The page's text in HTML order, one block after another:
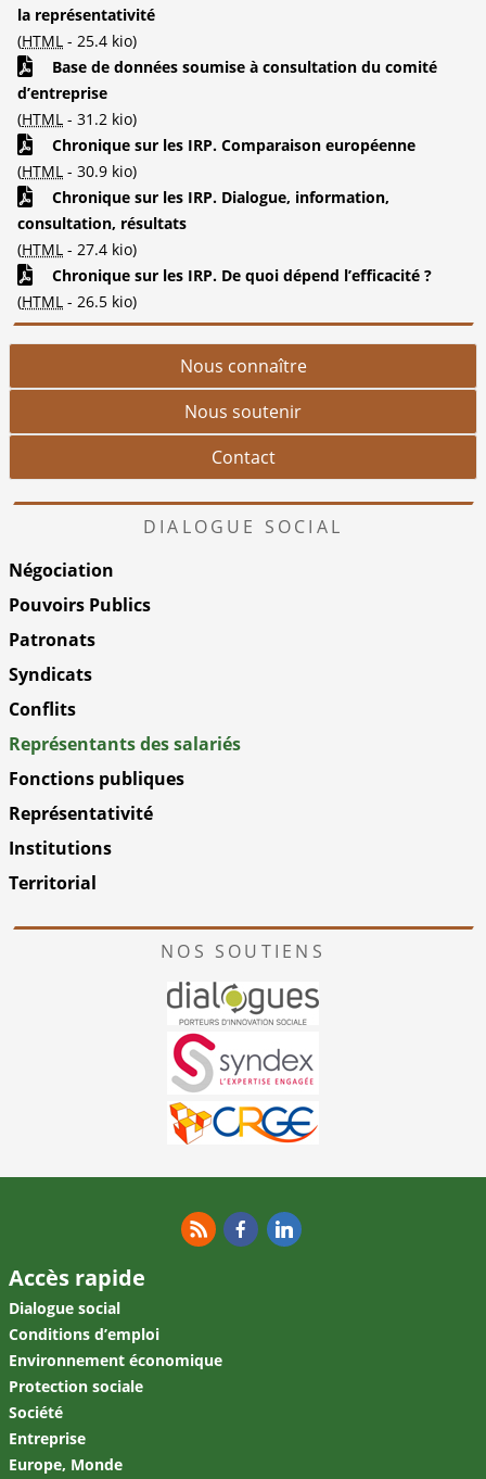
la représentativité
(HTML - 25.4 kio)
Base de données soumise à consultation du comité
d’entreprise
(HTML - 31.2 kio)
Chronique sur les IRP. Comparaison européenne
(HTML - 30.9 kio)
Chronique sur les IRP. Dialogue, information,
consultation, résultats
(HTML - 27.4 kio)
Chronique sur les IRP. De quoi dépend l’efficacité ?
(HTML - 26.5 kio)
Nous connaître
Nous soutenir
Contact
DIALOGUE SOCIAL
Négociation
Pouvoirs Publics
Patronats
Syndicats
Conflits
Représentants des salariés
Fonctions publiques
Représentativité
Institutions
Territorial
NOS SOUTIENS
Accès rapide
Dialogue social
Conditions d’emploi
Environnement économique
Protection sociale
Société
Entreprise
Europe, Monde